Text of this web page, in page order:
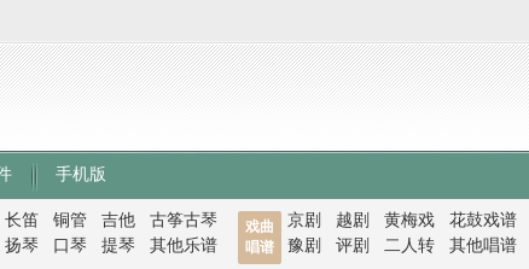
手机版
长笛 铜管 吉他
古筝古琴
扬琴 口琴 提琴 其他乐谱
戏曲
唱谱
京剧 越剧 黄梅戏
花鼓戏谱
豫剧
评剧 二人转 其他唱谱